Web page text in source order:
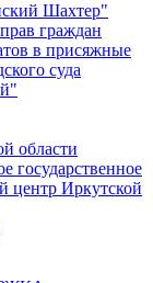
Шахтер"
граждан
в присяжные
суда
области
государственное
центр Иркутской